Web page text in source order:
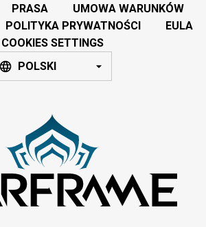
PRASA
UMOWA WARUNKÓW
POLITYKA PRYWATNOŚCI
EULA
COOKIES SETTINGS
POLSKI